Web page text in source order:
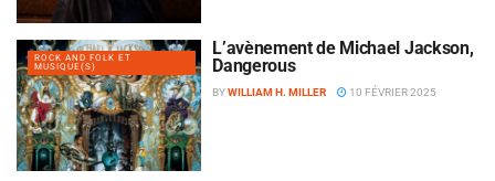
ROCK AND FOLK ET
MUSIQUE(S)
L’avènement de Michael Jackson,
Dangerous
BYWILLIAM H. MILLER 10 FÉVRIER 2025